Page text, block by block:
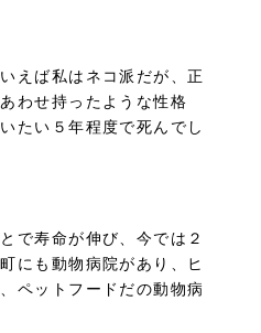
えば私はネコ派だが、正
わせ持ったような性格
たい５年程度で死んでし
で寿命が伸び、今では２
にも動物病院があり、ヒ
ペットフードだの動物病